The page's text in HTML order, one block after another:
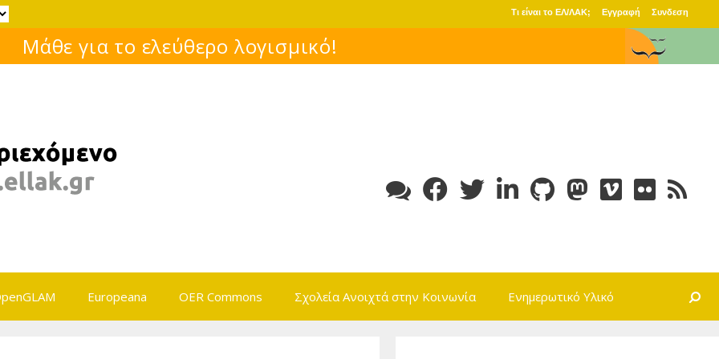
Τι είναι το ΕΛ/ΛΑΚ; Εγγραφή Συνδεση
Μάθε για το ελεύθερο λογισμικό!
Europeana OER Commons Σχολεία Ανοιχτά στην Κοινωνία Ενημερωτικό Υλικό Search